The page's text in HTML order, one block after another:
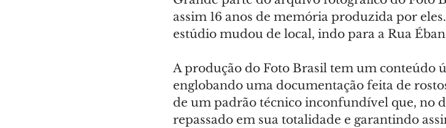
assim 16 anos de memória produzida por
estúdio mudou de local, indo para a Rua
A produção do Foto Brasil tem um conteúdo
englobando uma documentação feita de
de um padrão técnico inconfundível que, no
repassado em sua totalidade e garantindo